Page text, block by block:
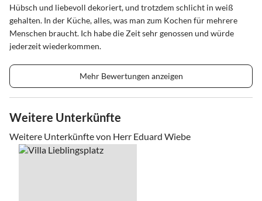
Hübsch und liebevoll dekoriert, und trotzdem schlicht in weiß
gehalten. In der Küche, alles, was man zum Kochen für mehrere
Menschen braucht. Ich habe die Zeit sehr genossen und würde
jederzeit wiederkommen.
Mehr Bewertungen anzeigen
Weitere Unterkünfte
Weitere Unterkünfte von Herr Eduard Wiebe